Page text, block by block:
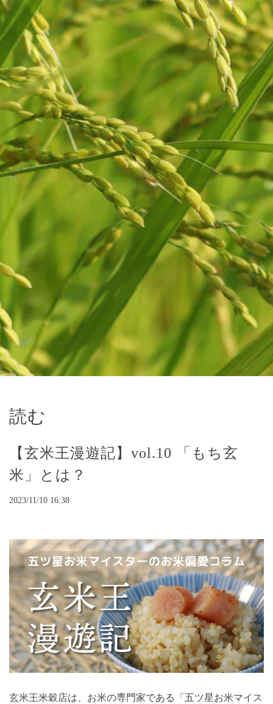
読む
【玄米王漫遊記】vol.10 「もち玄
米」とは？
2023/11/10 16:38
玄米王米穀店は、お米の専門家である「五ツ星お米マイス